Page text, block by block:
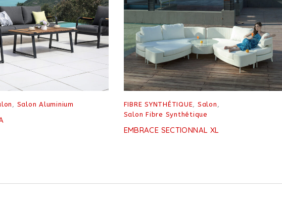
Salon Aluminium FIBRE SYNTHÉTIQUE Salon
Salon Fibre Synthétique
EMBRACE SECTIONNAL XL